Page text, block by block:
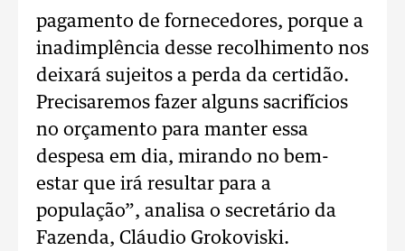
pagamento de fornecedores, porque a
inadimplência desse recolhimento nos
deixará sujeitos a perda da certidão.
Precisaremos fazer alguns sacrifícios
no orçamento para manter essa
despesa em dia, mirando no bem-
estar que irá resultar para a
população”, analisa o secretário da
Fazenda, Cláudio Grokoviski.